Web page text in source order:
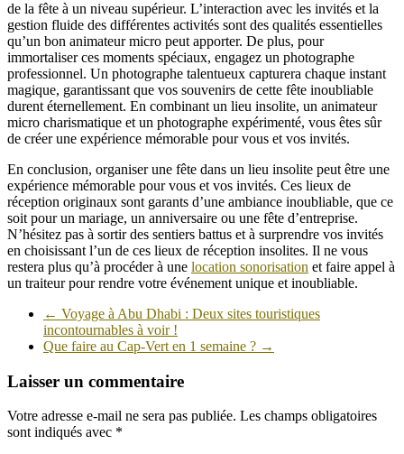
de la fête à un niveau supérieur. L’interaction avec les invités et la
gestion fluide des différentes activités sont des qualités essentielles
qu’un bon animateur micro peut apporter. De plus, pour
immortaliser ces moments spéciaux, engagez un photographe
professionnel. Un photographe talentueux capturera chaque instant
magique, garantissant que vos souvenirs de cette fête inoubliable
durent éternellement. En combinant un lieu insolite, un animateur
micro charismatique et un photographe expérimenté, vous êtes sûr
de créer une expérience mémorable pour vous et vos invités.
En conclusion, organiser une fête dans un lieu insolite peut être une
expérience mémorable pour vous et vos invités. Ces lieux de
réception originaux sont garants d’une ambiance inoubliable, que ce
soit pour un mariage, un anniversaire ou une fête d’entreprise.
N’hésitez pas à sortir des sentiers battus et à surprendre vos invités
en choisissant l’un de ces lieux de réception insolites. Il ne vous
restera plus qu’à procéder à une location sonorisation et faire appel à
un traiteur pour rendre votre événement unique et inoubliable.
← Voyage à Abu Dhabi : Deux sites touristiques
incontournables à voir !
Que faire au Cap-Vert en 1 semaine ? →
Laisser un commentaire
Votre adresse e-mail ne sera pas publiée. Les champs obligatoires
sont indiqués avec *